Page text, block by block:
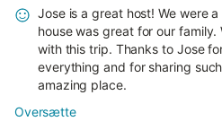
Jose is a great host! We were
house was great for our family.
with this trip. Thanks to Jose
everything and for sharing
amazing place.
Oversætte